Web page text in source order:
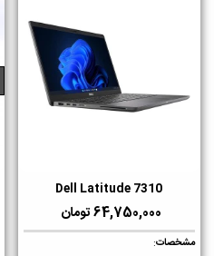
Dell Latitude 7310
64,750,000 تومان
مشخصات: